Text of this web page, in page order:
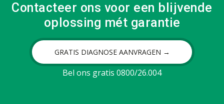
Contacteer ons voor een blijvende
oplossing mét garantie
GRATIS DIAGNOSE AANVRAGEN →
Bel ons gratis 0800/26.004